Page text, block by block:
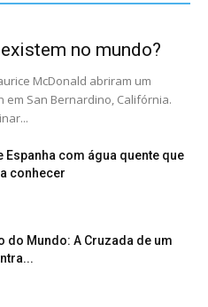
no mundo?
McDonald abriram um
San Bernardino, Califórnia.
Espanha com água quente que
conhecer
do Mundo: A Cruzada de um